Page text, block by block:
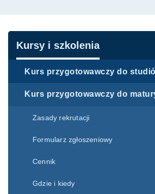
Nawigacja
Kursy i szkolenia
Kurs przygotowawczy do
Kurs przygotowawczy do
Zasady rekrutacji
Formularz zgłoszeniowy
Cennik
Gdzie i kiedy